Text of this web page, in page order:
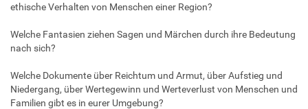
ethische Verhalten von Menschen einer Region?
Welche Fantasien ziehen Sagen und Märchen durch ihre Bedeutung
nach sich?
Welche Dokumente über Reichtum und Armut, über Aufstieg und
Niedergang, über Wertegewinn und Werteverlust von Menschen und
Familien gibt es in eurer Umgebung?